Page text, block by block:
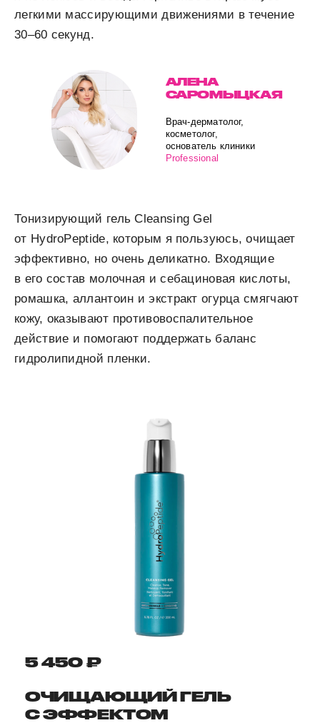
легкими массирующими движениями в течение
30–60 секунд.
АЛЕНА
САРОМЫЦКАЯ
Врач-дерматолог,
косметолог,
основатель клиники
Professional
Тонизирующий гель Cleansing Gel
от HydroPeptide, которым я пользуюсь, очищает
эффективно, но очень деликатно. Входящие
в его состав молочная и себациновая кислоты,
ромашка, аллантоин и экстракт огурца смягчают
кожу, оказывают противовоспалительное
действие и помогают поддержать баланс
гидролипидной пленки.
5 450 ₽
ОЧИЩАЮЩИЙ ГЕЛЬ
С ЭФФЕКТОМ